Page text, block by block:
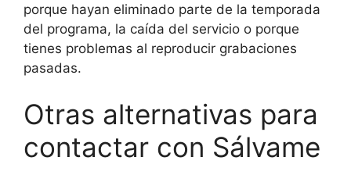
porque hayan eliminado parte de la temporada
del programa, la caída del servicio o porque
tienes problemas al reproducir grabaciones
pasadas.
Otras alternativas para
contactar con Sálvame